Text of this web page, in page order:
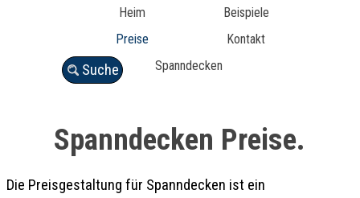
Heim
Beispiele
Preise
Kontakt
Spanndecken
Suche
Spanndecken Preise.
Die Preisgestaltung für Spanndecken ist ein